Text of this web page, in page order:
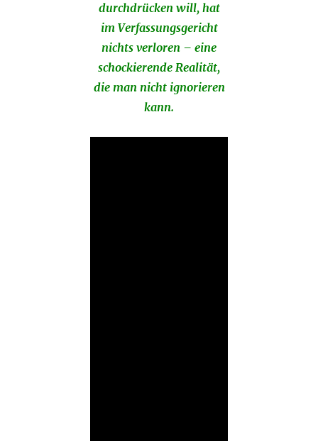
durchdrücken will, hat
im Verfassungsgericht
nichts verloren – eine
schockierende Realität,
die man nicht ignorieren
kann.